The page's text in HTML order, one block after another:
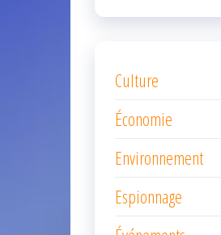
Culture
Économie
Environnement
Espionnage